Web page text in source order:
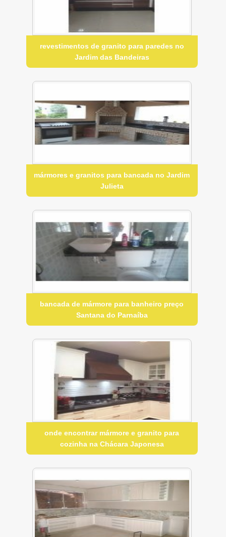
revestimentos de granito para paredes no
Jardim das Bandeiras
mármores e granitos para bancada no Jardim
Julieta
bancada de mármore para banheiro preço
Santana do Parnaíba
onde encontrar mármore e granito para
cozinha na Chácara Japonesa